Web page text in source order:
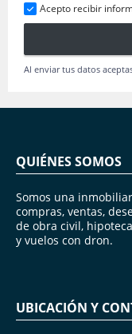
Acepto recibir
Al enviar tus datos
QUIÉNES SOMOS
Somos una
compras, ventas,
de obra civil,
y vuelos con dron.
UBICACIÓN Y